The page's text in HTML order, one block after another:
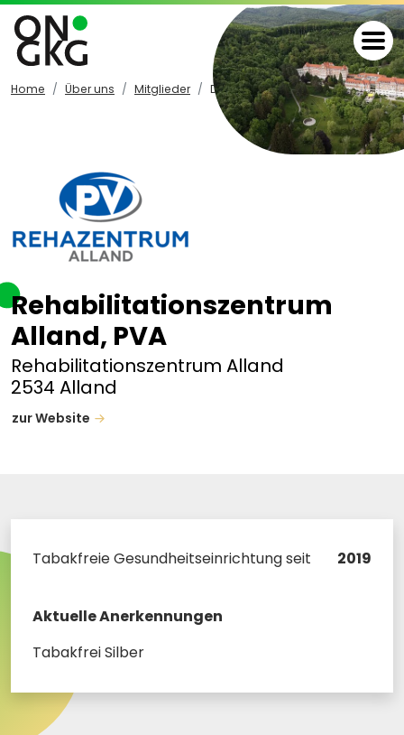
Home Über uns Mitglieder Details
Rehabilitationszentrum
Alland, PVA
Rehabilitationszentrum Alland
2534 Alland
zur Website
Tabakfreie Gesundheitseinrichtung seit 2019
Aktuelle Anerkennungen
Tabakfrei Silber